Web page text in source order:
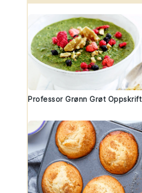
Professor Grønn Grøt Oppskrift